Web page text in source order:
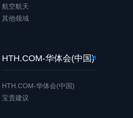
航空航天
其他领域
HTH.COM-华体会(中国)
HTH.COM-华体会(中国)
宝贵建议